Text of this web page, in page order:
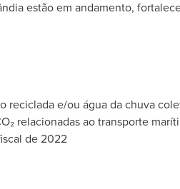
estão em andamento,
reciclada e/ou água da chuva
relacionadas ao transporte
de 2022